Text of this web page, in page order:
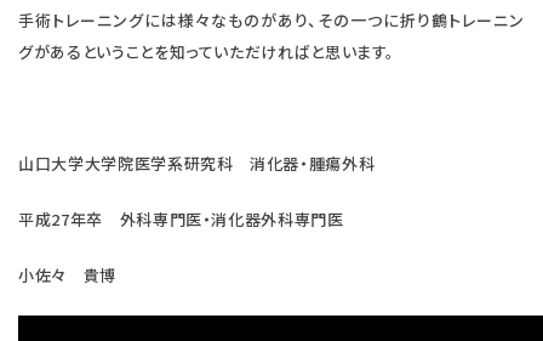
手術トレーニングには様々なものがあり、その一つに折り鶴トレーニン
グがあるということを知っていただければと思います。
山口大学大学院医学系研究科 消化器・腫瘍外科
平成27年卒 外科専門医・消化器外科専門医
小佐々 貴博